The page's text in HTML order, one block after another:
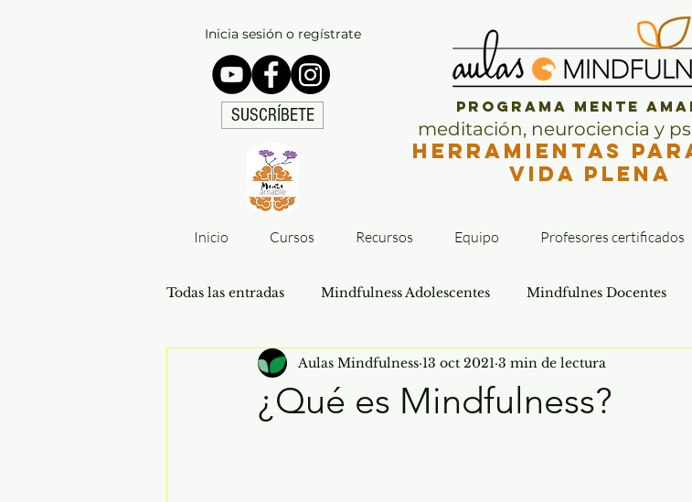
Inicia sesión o regístrate
SUSCRÍBETE Programa Mente
meditación, neurociencia y
Herramientas
vida plena
Inicio Cursos Recursos Equipo Profesores certificados
Todas las entradas Mindfulness Adolescentes Mindfulnes Docentes
Investigaciones Mindfulness
¿Qué es Mindfulness?
Aulas Mindfulness 13 oct 2021 3 min de lectura